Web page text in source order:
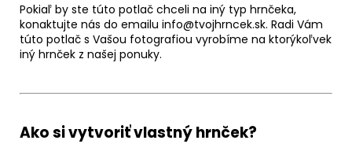
Pokiaľ by ste túto potlač chceli na iný typ hrnčeka,
konaktujte nás do emailu info@tvojhrncek.sk. Radi Vám
túto potlač s Vašou fotografiou vyrobíme na ktorýkoľvek
iný hrnček z našej ponuky.
Ako si vytvoriť vlastný hrnček?